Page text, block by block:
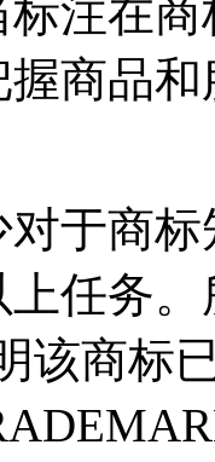
注在
商品
于商
上任务
该商标